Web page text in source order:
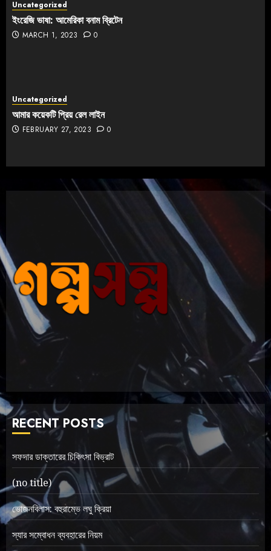
Uncategorized
ইংরেজি ভাষা: আমেরিকা বনাম ব্রিটেন
MARCH 1, 2023 0
Uncategorized
আমার কয়েকটি প্রিয় রেল লাইন
FEBRUARY 27, 2023 0
RECENT POSTS
সফদার ডাক্তারের চিকিৎসা বিভ্রাট
(no title)
ভোজনবিলাস: বহুরাম্ভে লঘু ক্রিয়া
স্যার সম্বোধন ব্যবহারের নিয়ম